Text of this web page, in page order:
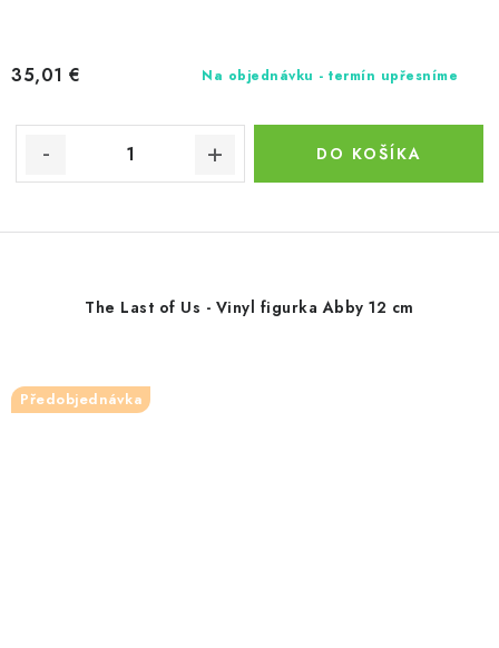
Na objednávku - termín upřesníme
35,01 €
DO KOŠÍKA
The Last of Us - Vinyl figurka Abby 12 cm
Předobjednávka